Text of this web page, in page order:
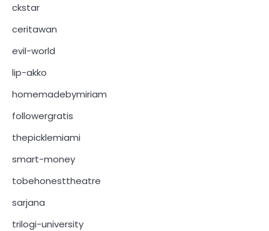
ckstar
ceritawan
evil-world
lip-akko
homemadebymiriam
followergratis
thepicklemiami
smart-money
tobehonesttheatre
sarjana
trilogi-university